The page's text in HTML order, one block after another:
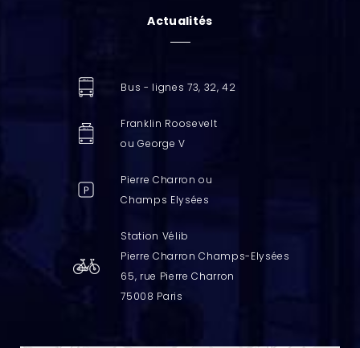
Actualités
Bus - lignes 73, 32, 42
Franklin Roosevelt
ou George V
Pierre Charron ou
Champs Elysées
Station Vélib
Pierre Charron Champs-Elysées
65, rue Pierre Charron
75008 Paris